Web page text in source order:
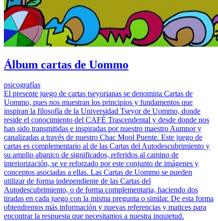
Álbum cartas de Uommo
psicografías
El presente juego de cartas tseyorianas se denomina Cartas de
Uommo, pues nos muestran los principios y fundamentos que
inspiran la filosofía de la Universidad Tseyor de Uommo, donde
reside el conocimiento del CAFÉ Trascendental y desde donde nos
han sido transmitidas e inspiradas por nuestro maestro Aumnor y
canalizadas a través de nuestro Chac Mool Puente. Este juego de
cartas es complementario al de las Cartas del Autodescubrimiento y
su amplio abanico de significados, referidos al camino de
interiorización, se ve reforzado por este conjunto de imágenes y
conceptos asociadas a ellas. Las Cartas de Uommo se pueden
utilizar de forma independiente de las Cartas del
Autodescubrimiento, o de forma complementaria, haciendo dos
tiradas en cada juego con la misma pregunta o similar. De esta forma
obtendremos más información y nuevas referencias y matices para
encontrar la respuesta que necesitamos a nuestra inquietud.